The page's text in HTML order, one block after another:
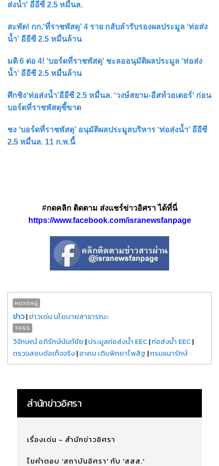
ส่งน้ำ' อีอีซี 2.5 หมื่นล.
สะพัด! กก.‘ที่ราชพัสดุ’ 4 ราย กลับลำรับรองผลประมูล ‘ท่อส่ง
น้ำ’ อีอีซี 2.5 หมื่นล้าน
มติ 6 ต่อ 4! ‘บอร์ดที่ราชพัสดุ’ ชะลออนุมัติผลประมูล ‘ท่อส่ง
น้ำ’ อีอีซี 2.5 หมื่นล้าน
ศึกชิง‘ท่อส่งน้ำ’อีอีซี 2.5 หมื่นล. ‘วงษ์สยาม-อีสท์วอเตอร์’ ก่อน
บอร์ดที่ราชพัสดุชี้ขาด
ชง ‘บอร์ดที่ราชพัสดุ’ อนุมัติผลประมูลบริหาร ‘ท่อส่งน้ำ’ อีอีซี
2.5 หมื่นล. 11 ก.พ.นี้
#กดคลิก ติดตาม ส่งแชร์ข่าวอิศรา ได้ที่นี่
https://www.facebook.com/isranewsfanpage
หมวดหมู่
ข่าว|ข่าวเด่น นโยบายสาธารณะ
TAGS
วิจักษณ์ อภิรักษ์นันท์ชัย |ประมูลท่อส่งน้ำ EEC|ท่อส่งน้ำ EEC|
ตรวจสอบข้อเท็จจริง|อาคม เติมพิทยาไพสิฐ |กรมธนารักษ์
สำนักข่าวอิศรา
เรื่องเด่น - สำนักข่าวอิศรา
ไขคำตอบ 'สถาบันอิศรา' กับ 'สสส.'